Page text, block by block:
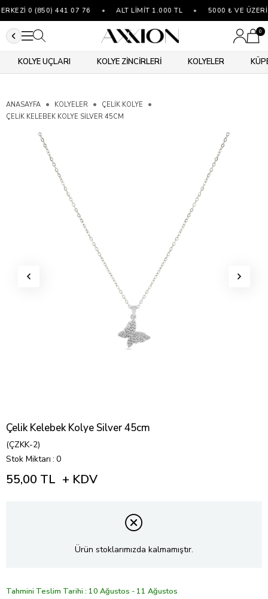
0 (850) 441 07 76 ALT LİMİT 1.000 TL 5000 ₺ VE ÜZERİ
0
KOLYE UÇLARI KOLYE ZİNCİRLERİ KOLYELER
ANASAYFA KOLYELER
ÇELIK KOLYE
ÇELIK KELEBEK KOLYE SILVER 45CM
Çelik Kelebek Kolye Silver 45cm
(ÇZKK-2)
Stok Miktarı : 0
55,00 TL + KDV
Ürün stoklarımızda kalmamıştır.
Tahmini Teslim Tarihi : 10 Ağustos - 11 Ağustos